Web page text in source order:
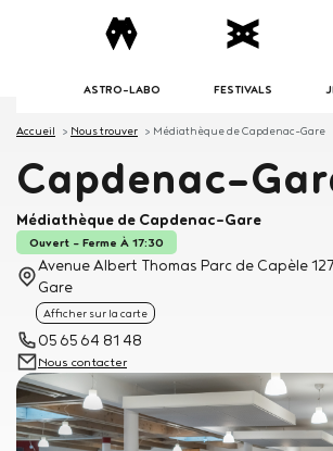
ASTRO-LABO FESTIVALS
Accueil Nous trouver Médiathèque de Capdenac-Gare
Capdenac-
Médiathèque de Capdenac-Gare
Ouvert - Ferme À 17:30
Avenue Albert Thomas Parc de Capèle
Gare
Afficher sur la carte
05 65 64 81 48
Nous contacter
Image